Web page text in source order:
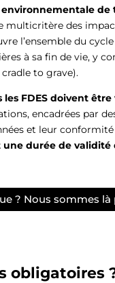
de
multicritère des
l’ensemble du
à sa fin de vie, y
to grave).
les FDES doivent
encadrées par
et leur
une durée de validité
? Nous sommes
obligatoires